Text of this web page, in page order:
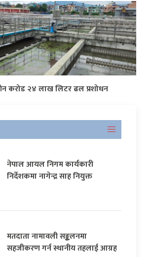
करोड २४ लाख लिटर ढल प्रशोधन
नेपाल आयल निगम कार्यकारी
निर्देशकमा नागेन्द्र साह नियुक्त
मतदाता नामावली सङ्कलनमा
सहजीकरण गर्न स्थानीय तहलाई आग्रह